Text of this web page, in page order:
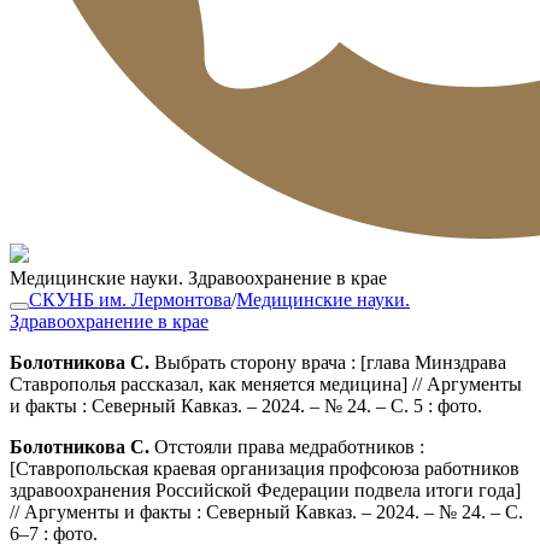
Медицинские науки. Здравоохранение в крае
СКУНБ им. Лермонтова/Медицинские науки.
Здравоохранение в крае
Болотникова С. Выбрать сторону врача : [глава Минздрава
Ставрополья рассказал, как меняется медицина] // Аргументы
и факты : Северный Кавказ. – 2024. – № 24. – С. 5 : фото.
Болотникова С. Отстояли права медработников :
[Ставропольская краевая организация профсоюза работников
здравоохранения Российской Федерации подвела итоги года]
// Аргументы и факты : Северный Кавказ. – 2024. – № 24. – С.
6–7 : фото.